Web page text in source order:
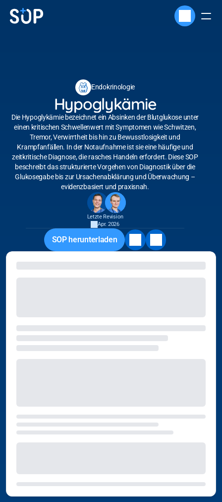
Endokrinologie
Hypoglykämie
Die Hypoglykämie bezeichnet ein Absinken der Blutglukose unter
einen kritischen Schwellenwert mit Symptomen wie Schwitzen,
Tremor, Verwirrtheit bis hin zu Bewusstlosigkeit und
Krampfanfällen. In der Notaufnahme ist sie eine häufige und
zeitkritische Diagnose, die rasches Handeln erfordert. Diese SOP
beschreibt das strukturierte Vorgehen von Diagnostik über die
Glukosegabe bis zur Ursachenabklärung und Überwachung –
evidenzbasiert und praxisnah.
Letzte Revision
Apr. 2026
SOP herunterladen